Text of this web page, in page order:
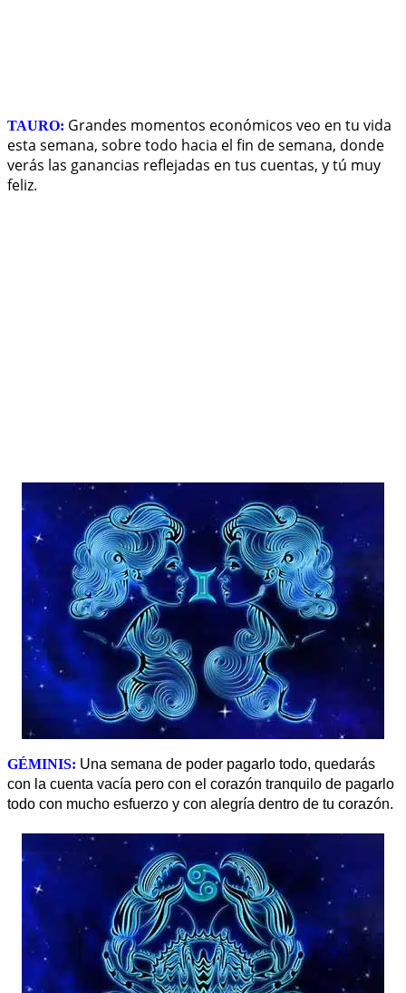
TAURO: Grandes momentos económicos veo en tu vida
esta semana, sobre todo hacia el fin de semana, donde
verás las ganancias reflejadas en tus cuentas, y tú muy
feliz.
GÉMINIS: Una semana de poder pagarlo todo, quedarás
con la cuenta vacía pero con el corazón tranquilo de pagarlo
todo con mucho esfuerzo y con alegría dentro de tu corazón.